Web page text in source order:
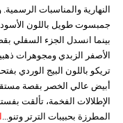
النهارية والمناسبات
جمبسوت طويل باللون
بينما انسدل الجزء السفلي
الأصفر الزبدي ومجوهرات
تريكو باللون البيج الوردي
أبيض عالي الخصر بقصة
الإطلالات الفخمة، تألقت
المطرزة بحبيبات الترتر وتنو...